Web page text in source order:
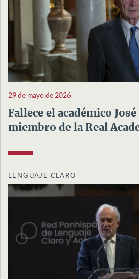
29 de mayo de 2026
Fallece el académico
miembro de la Real
LENGUAJE CLARO